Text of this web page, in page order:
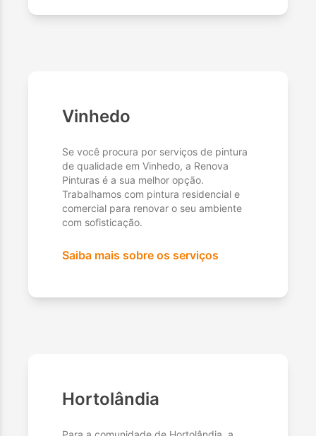
Vinhedo
Se você procura por serviços de pintura
de qualidade em Vinhedo, a Renova
Pinturas é a sua melhor opção.
Trabalhamos com pintura residencial e
comercial para renovar o seu ambiente
com sofisticação.
Saiba mais sobre os serviços
Hortolândia